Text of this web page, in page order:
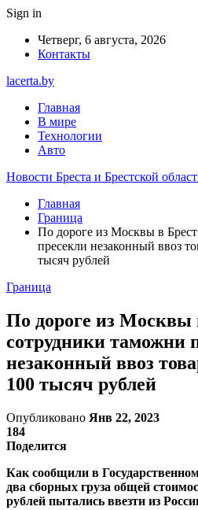
Sign in
Четверг, 6 августа, 2026
Контакты
lacerta.by
Главная
В мире
Технологии
Авто
Новости Бреста и Брестской
Главная
Граница
По дороге из Москвы в
пресекли незаконный ввоз
тысяч рублей
Граница
По дороге из Москвы
сотрудники таможни
незаконный ввоз
100 тысяч рублей
Опубликовано Янв 22, 2023
184
Поделится
Как сообщили в
два сборных груза общей
рублей пытались ввезти из